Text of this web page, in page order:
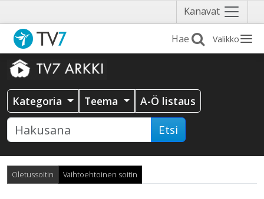
Kanavat Näytä
valikko
Valikko
Kategoria Teema A-Ö listaus
Etsi
Oletussoitin Vaihtoehtoinen soitin